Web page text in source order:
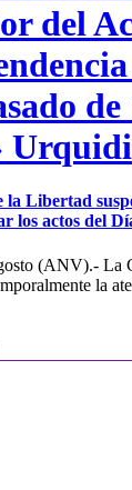
del
Urquidi
la Libertad
los actos del
(ANV).- La
la